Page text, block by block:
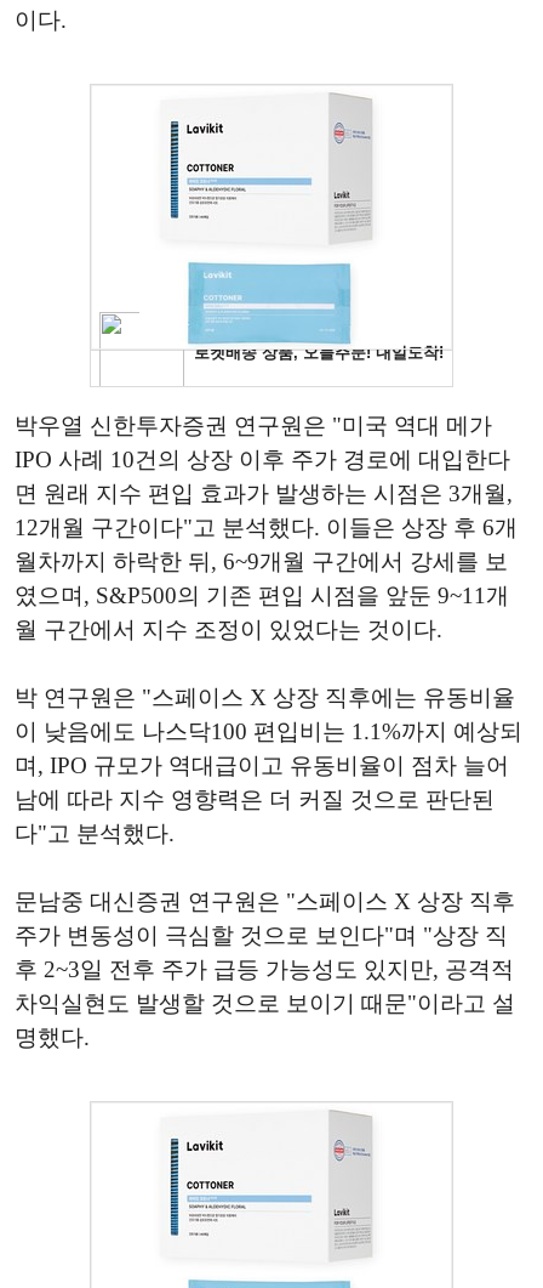
이다.
박우열 신한투자증권 연구원은 "미국 역대 메가
IPO 사례 10건의 상장 이후 주가 경로에 대입한다
면 원래 지수 편입 효과가 발생하는 시점은 3개월,
12개월 구간이다"고 분석했다. 이들은 상장 후 6개
월차까지 하락한 뒤, 6~9개월 구간에서 강세를 보
였으며, S&P500의 기존 편입 시점을 앞둔 9~11개
월 구간에서 지수 조정이 있었다는 것이다.
박 연구원은 "스페이스 X 상장 직후에는 유동비율
이 낮음에도 나스닥100 편입비는 1.1%까지 예상되
며, IPO 규모가 역대급이고 유동비율이 점차 늘어
남에 따라 지수 영향력은 더 커질 것으로 판단된
다"고 분석했다.
문남중 대신증권 연구원은 "스페이스 X 상장 직후
주가 변동성이 극심할 것으로 보인다"며 "상장 직
후 2~3일 전후 주가 급등 가능성도 있지만, 공격적
차익실현도 발생할 것으로 보이기 때문"이라고 설
명했다.